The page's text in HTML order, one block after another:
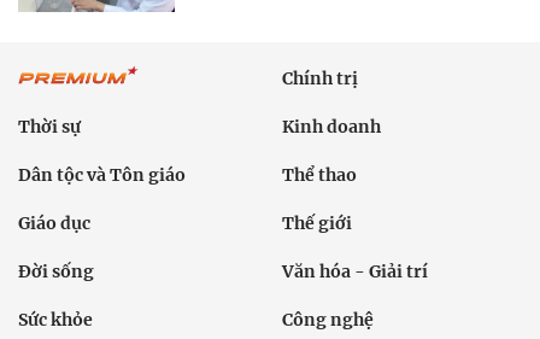
Chính trị
Thời sự Kinh doanh
Dân tộc và Tôn giáo Thể thao
Giáo dục Thế giới
Đời sống Văn hóa - Giải trí
Sức khỏe Công nghệ